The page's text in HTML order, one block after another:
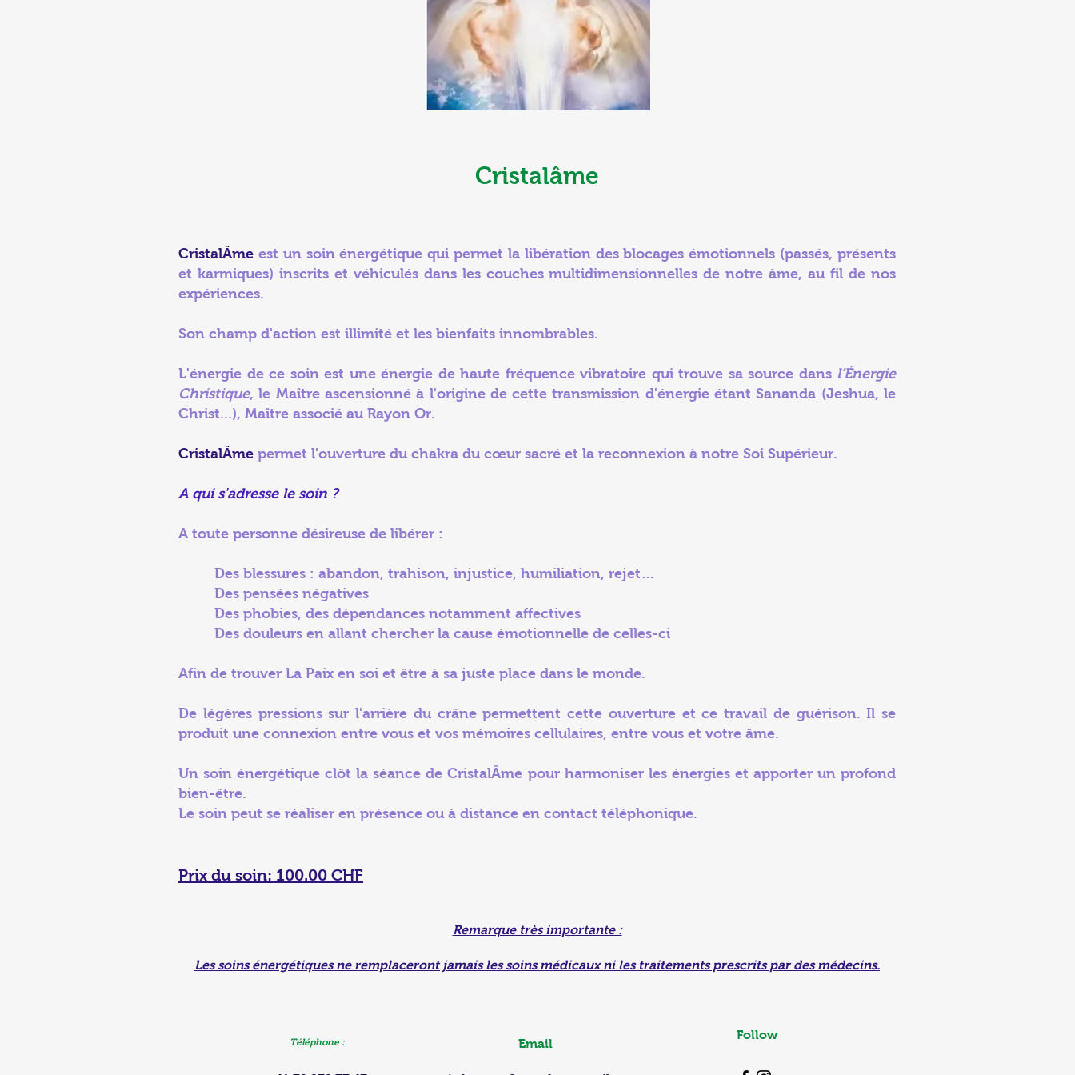
Cristalâme
CristalÂme est un soin énergétique qui permet la libération des blocages émotionnels (passés, présents
et karmiques) inscrits et véhiculés dans les couches multidimensionnelles de notre âme, au fil de nos
expériences.
Son champ d'action est illimité et les bienfaits innombrables.
L'énergie de ce soin est une énergie de haute fréquence vibratoire qui trouve sa source dans l’Énergie
Christique, le Maître ascensionné à l'origine de cette transmission d'énergie étant Sananda (Jeshua, le
Christ...), Maître associé au Rayon Or.
CristalÂme permet l'ouverture du chakra du cœur sacré et la reconnexion à notre Soi Supérieur.
A qui s'adresse le soin ?
A toute personne désireuse de libérer :
Des blessures : abandon, trahison, injustice, humiliation, rejet…
Des pensées négatives
Des phobies, des dépendances notamment affectives
Des douleurs en allant chercher la cause émotionnelle de celles-ci
Afin de trouver La Paix en soi et être à sa juste place dans le monde.
De légères pressions sur l'arrière du crâne permettent cette ouverture et ce travail de guérison. Il se
produit une connexion entre vous et vos mémoires cellulaires, entre vous et votre âme.
Un soin énergétique clôt la séance de CristalÂme pour harmoniser les énergies et apporter un profond
bien-être.
Le soin peut se réaliser en présence ou à distance en contact téléphonique.
Prix du soin: 100.00 CHF
Remarque très importante :
Les soins énergétiques ne remplaceront jamais les soins médicaux ni les traitements prescrits par des médecins.
Téléphone : Email
Follow